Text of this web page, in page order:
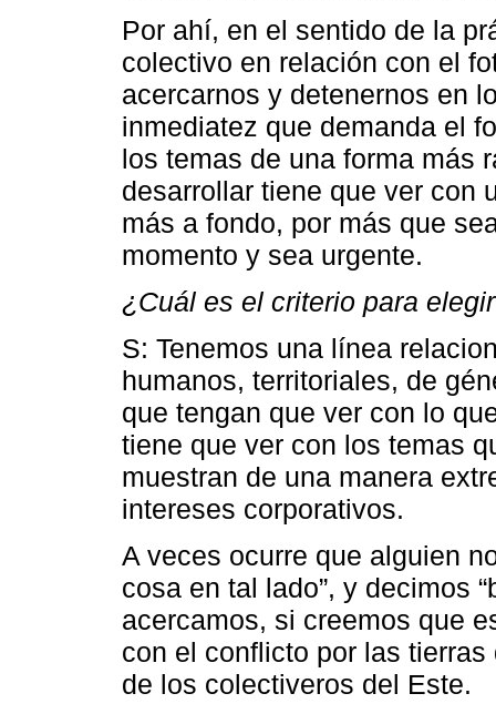
Por ahí, en el sentido de la
colectivo en relación con el
acercarnos y detenernos en
inmediatez que demanda el
los temas de una forma más
desarrollar tiene que ver con
más a fondo, por más que
momento y sea urgente.
¿Cuál es el criterio para
S: Tenemos una línea
humanos, territoriales, de
que tengan que ver con lo
tiene que ver con los temas
muestran de una manera
intereses corporativos.
A veces ocurre que alguien
cosa en tal lado”, y decimos
acercamos, si creemos que
con el conflicto por las
de los colectiveros del Este.